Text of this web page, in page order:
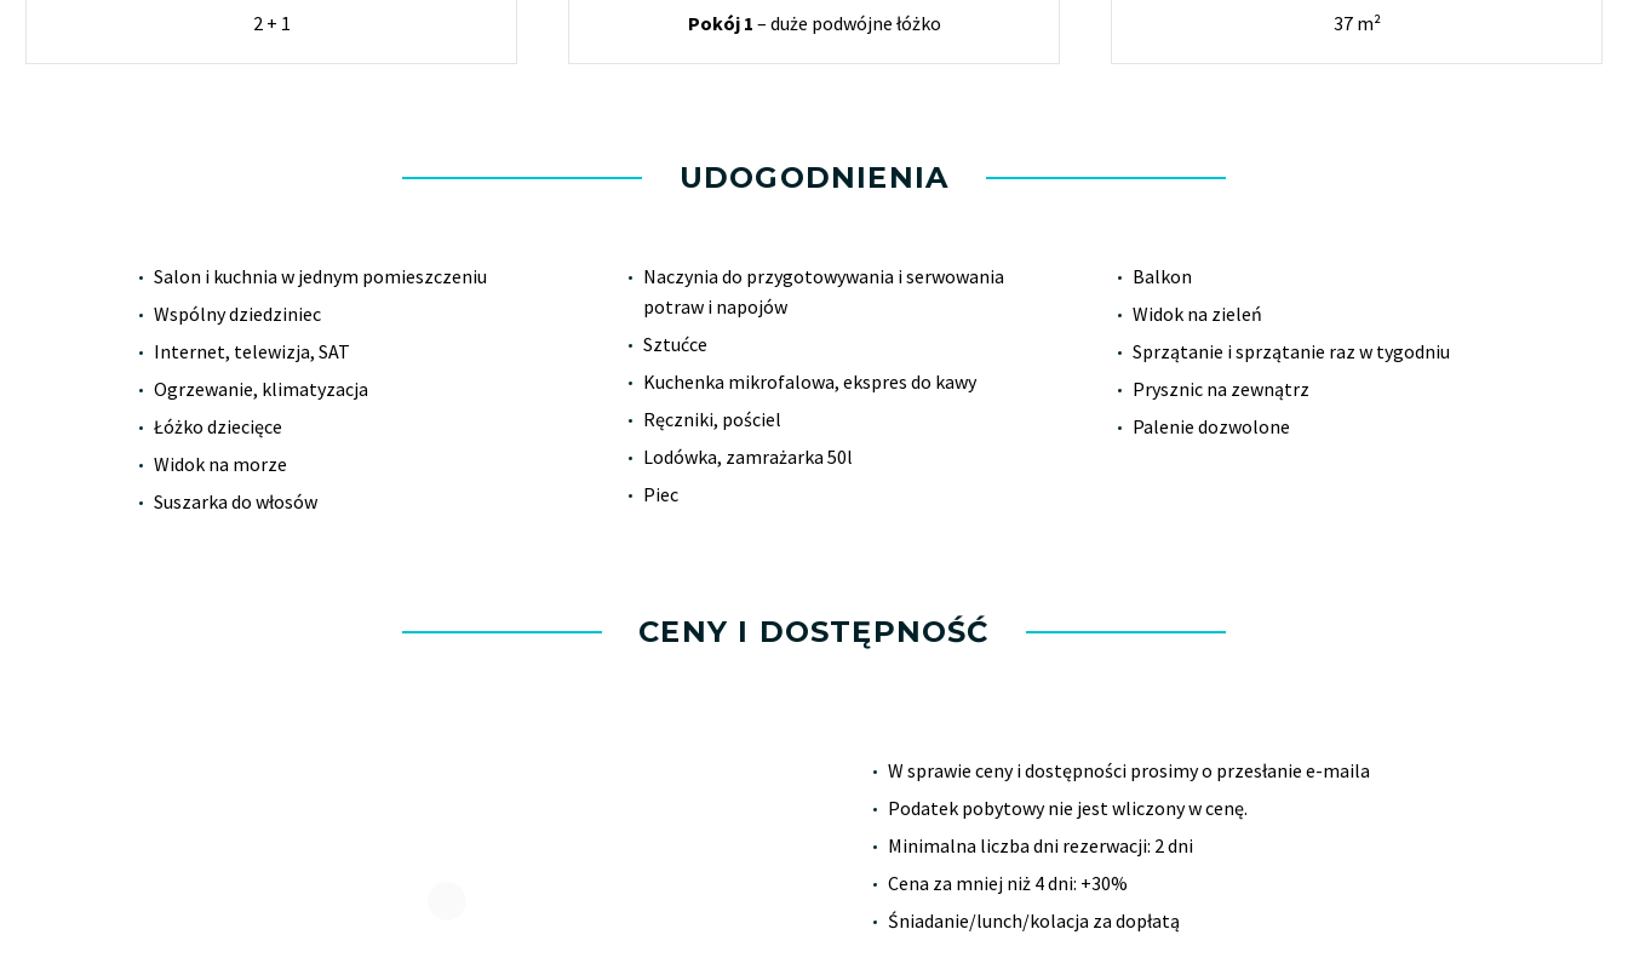
2 + 1 Pokój 1 – duże podwójne łóżko 37 m²
UDOGODNIENIA
Salon i kuchnia w jednym pomieszczeniu
Wspólny dziedziniec
Internet, telewizja, SAT
Ogrzewanie, klimatyzacja
Łóżko dziecięce
Widok na morze
Suszarka do włosów
Naczynia do przygotowywania i serwowania
potraw i napojów
Sztućce
Kuchenka mikrofalowa, ekspres do kawy
Ręczniki, pościel
Lodówka, zamrażarka 50l
Piec
Balkon
Widok na zieleń
Sprzątanie i sprzątanie raz w tygodniu
Prysznic na zewnątrz
Palenie dozwolone
CENY I DOSTĘPNOŚĆ
W sprawie ceny i dostępności prosimy o przesłanie e-maila
Podatek pobytowy nie jest wliczony w cenę.
Minimalna liczba dni rezerwacji: 2 dni
Cena za mniej niż 4 dni: +30%
Śniadanie/lunch/kolacja za dopłatą